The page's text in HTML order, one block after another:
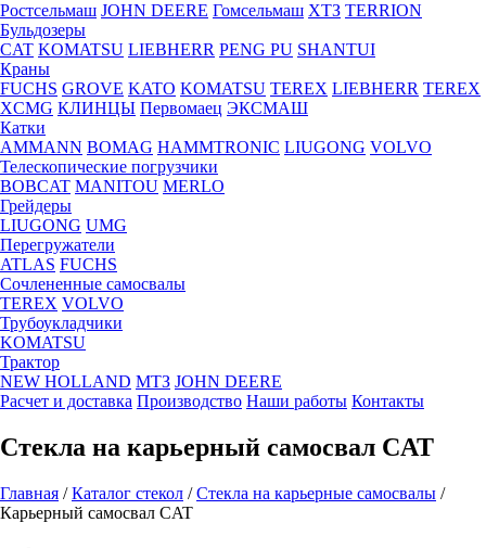
Ростсельмаш JOHN DEERE Гомсельмаш ХТЗ TERRION
Бульдозеры
CAT KOMATSU LIEBHERR PENG PU SHANTUI
Краны
FUCHS GROVE KATO KOMATSU TEREX LIEBHERR TEREX
XCMG КЛИНЦЫ Первомаец ЭКСМАШ
Катки
AMMANN BOMAG HAMMTRONIC LIUGONG VOLVO
Телескопические погрузчики
BOBCAT MANITOU MERLO
Грейдеры
LIUGONG UMG
Перегружатели
ATLAS FUCHS
Сочлененные самосвалы
TEREX VOLVO
Трубоукладчики
KOMATSU
Трактор
NEW HOLLAND МТЗ JOHN DEERE
Расчет и доставка Производство Наши работы Контакты
Стекла на карьерный самосвал CAT
Главная /Каталог стекол /Стекла на карьерные самосвалы /
Карьерный самосвал CAT